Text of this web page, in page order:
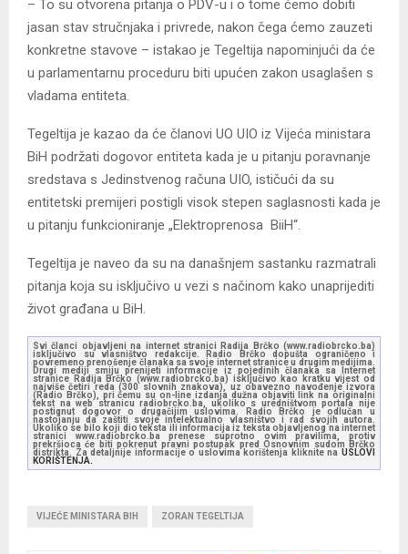
– To su otvorena pitanja o PDV-u i o tome ćemo dobiti
jasan stav stručnjaka i privrede, nakon čega ćemo zauzeti
konkretne stavove – istakao je Tegeltija napominjući da će
u parlamentarnu proceduru biti upućen zakon usaglašen s
vladama entiteta.
Tegeltija je kazao da će članovi UO UIO iz Vijeća ministara
BiH podržati dogovor entiteta kada je u pitanju poravnanje
sredstava s Jedinstvenog računa UIO, ističući da su
entitetski premijeri postigli visok stepen saglasnosti kada je
u pitanju funkcioniranje „Elektroprenosa BiiH“.
Tegeltija je naveo da su na današnjem sastanku razmatrali
pitanja koja su isključivo u vezi s načinom kako unaprijediti
život građana u BiH.
Svi članci objavljeni na internet stranici Radija Brčko (www.radiobrcko.ba)
isključivo su vlasništvo redakcije. Radio Brčko dopušta ograničeno i
povremeno prenošenje članaka sa svoje internet stranice u drugim medijima.
Drugi mediji smiju prenijeti informacije iz pojedinih članaka sa Internet
stranice Radija Brčko (www.radiobrcko.ba) isključivo kao kratku vijest od
najviše četiri reda (300 slovnih znakova), uz obavezno navođenje izvora
(Radio Brčko), pri čemu su on-line izdanja dužna objaviti link na originalni
tekst na web stranicu radiobrcko.ba, ukoliko s uredništvom portala nije
postignut dogovor o drugačijim uslovima. Radio Brčko je odlučan u
nastojanju da zaštiti svoje intelektualno vlasništvo i rad svojih autora.
Ukoliko se bilo koji dio teksta ili informacija iz teksta objavljenog na internet
stranici www.radiobrcko.ba prenese suprotno ovim pravilima, protiv
prekršioca će biti pokrenut pravni postupak pred Osnovnim sudom Brčko
distrikta. Za detaljnije informacije o uslovima korištenja kliknite na USLOVI
KORIŠTENJA.
VIJEĆE MINISTARA BIH ZORAN TEGELTIJA